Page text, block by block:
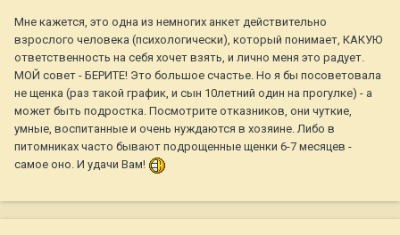
Мне кажется, это одна из немногих анкет действительно
взрослого человека (психологически), который понимает, КАКУЮ
ответственность на себя хочет взять, и лично меня это радует.
МОЙ совет - БЕРИТЕ! Это большое счастье. Но я бы посоветовала
не щенка (раз такой график, и сын 10летний один на прогулке) - а
может быть подростка. Посмотрите отказников, они чуткие,
умные, воспитанные и очень нуждаются в хозяине. Либо в
питомниках часто бывают подрощенные щенки 6-7 месяцев -
самое оно. И удачи Вам!